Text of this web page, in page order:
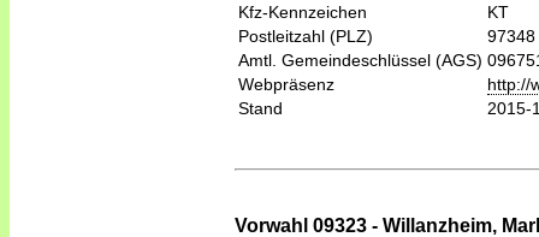
Kfz-Kennzeichen
KT
Postleitzahl (PLZ)
97348
Amtl. Gemeindeschlüssel (AGS)
Webpräsenz
http://
Stand
2015-
Vorwahl 09323 - Willanzheim,